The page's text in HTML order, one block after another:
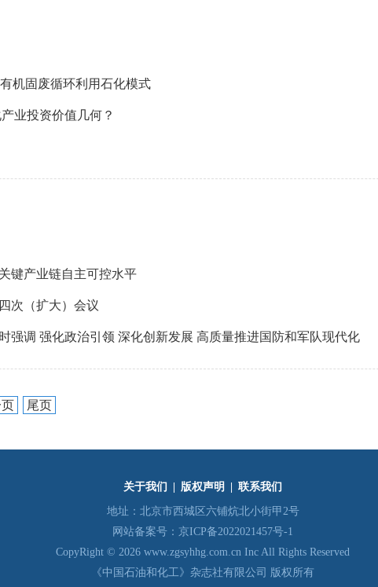
机固废循环利用石化模式
业投资价值几何？
键产业链自主可控水平
次（扩大）会议
强调 强化政治引领 深化创新发展 高质量推进国防和军队现代化
尾页
关于我们 | 版权声明 | 联系我们
地址：北京市西城区六铺炕北小街甲2号
网站备案号： 京ICP备2022021457号-1
CopyRight © 2026 www.zgsyhhg.com.cn Inc All Rights Reserved
《中国石油和化工》杂志社有限公司 版权所有